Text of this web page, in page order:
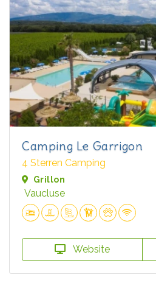
Camping Le Garrigon
4 Sterren Camping
Grillon
Vaucluse
Website